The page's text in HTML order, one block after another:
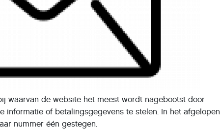
waarvan de website het meest wordt nagebootst door
informatie of betalingsgegevens te stelen. In het afgelopen
nummer één gestegen.